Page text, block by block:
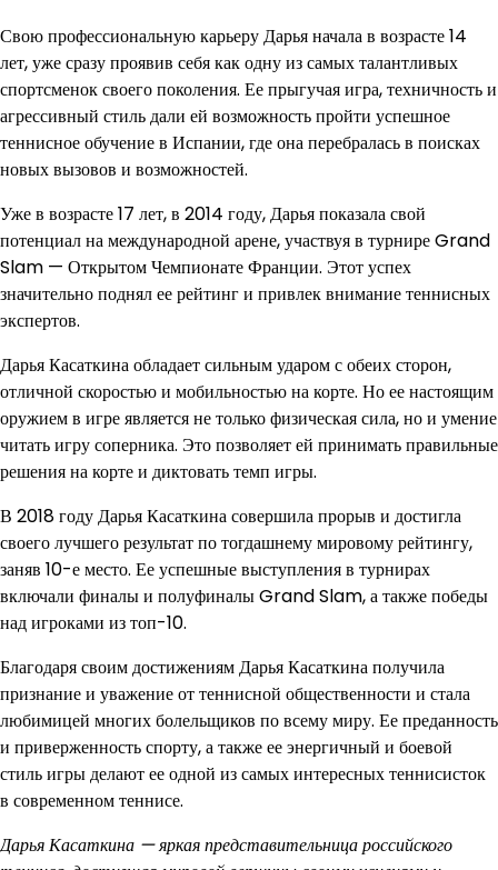
Свою профессиональную карьеру Дарья начала в возрасте 14
лет, уже сразу проявив себя как одну из самых талантливых
спортсменок своего поколения. Ее прыгучая игра, техничность и
агрессивный стиль дали ей возможность пройти успешное
теннисное обучение в Испании, где она перебралась в поисках
новых вызовов и возможностей.
Уже в возрасте 17 лет, в 2014 году, Дарья показала свой
потенциал на международной арене, участвуя в турнире Grand
Slam — Открытом Чемпионате Франции. Этот успех
значительно поднял ее рейтинг и привлек внимание теннисных
экспертов.
Дарья Касаткина обладает сильным ударом с обеих сторон,
отличной скоростью и мобильностью на корте. Но ее настоящим
оружием в игре является не только физическая сила, но и умение
читать игру соперника. Это позволяет ей принимать правильные
решения на корте и диктовать темп игры.
В 2018 году Дарья Касаткина совершила прорыв и достигла
своего лучшего результат по тогдашнему мировому рейтингу,
заняв 10-е место. Ее успешные выступления в турнирах
включали финалы и полуфиналы Grand Slam, а также победы
над игроками из топ-10.
Благодаря своим достижениям Дарья Касаткина получила
признание и уважение от теннисной общественности и стала
любимицей многих болельщиков по всему миру. Ее преданность
и приверженность спорту, а также ее энергичный и боевой
стиль игры делают ее одной из самых интересных теннисисток
в современном теннисе.
Дарья Касаткина — яркая представительница российского